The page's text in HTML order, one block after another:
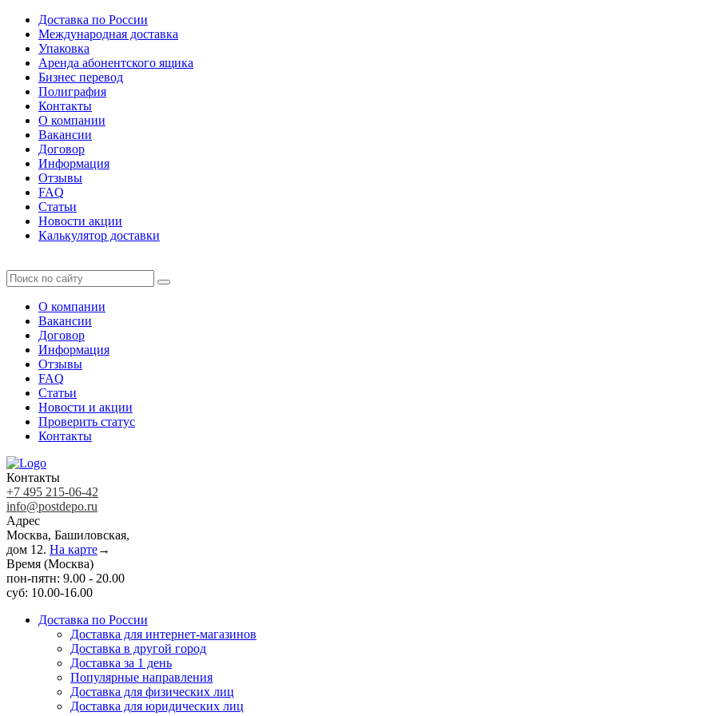
Доставка по России
Международная доставка
Упаковка
Аренда абонентского ящика
Бизнес перевод
Полиграфия
Контакты
О компании
Вакансии
Договор
Информация
Отзывы
FAQ
Статьи
Новости акции
Калькулятор доставки
О компании
Вакансии
Договор
Информация
Отзывы
FAQ
Статьи
Новости и акции
Проверить статус
Контакты
Контакты
+7 495 215-06-42
info@postdepo.ru
Адрес
Москва, Башиловская,
дом 12. На карте→
Время (Москва)
пон-пятн: 9.00 - 20.00
суб: 10.00-16.00
Доставка по России
Доставка для интернет-магазинов
Доставка в другой город
Доставка за 1 день
Популярные направления
Доставка для физических лиц
Доставка для юридических лиц